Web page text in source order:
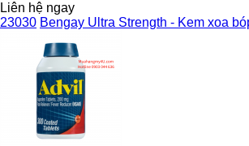
Liên hệ ngay
23030 Bengay Ultra Strength - Kem xoa